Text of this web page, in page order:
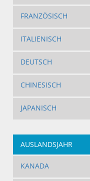
FRANZÖSISCH
ITALIENISCH
DEUTSCH
CHINESISCH
JAPANISCH
AUSLANDSJAHR
KANADA